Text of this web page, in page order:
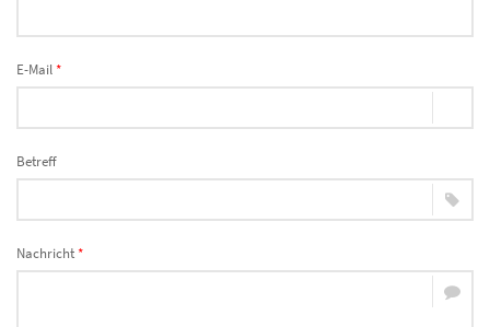
E-Mail*
Betreff
Nachricht*